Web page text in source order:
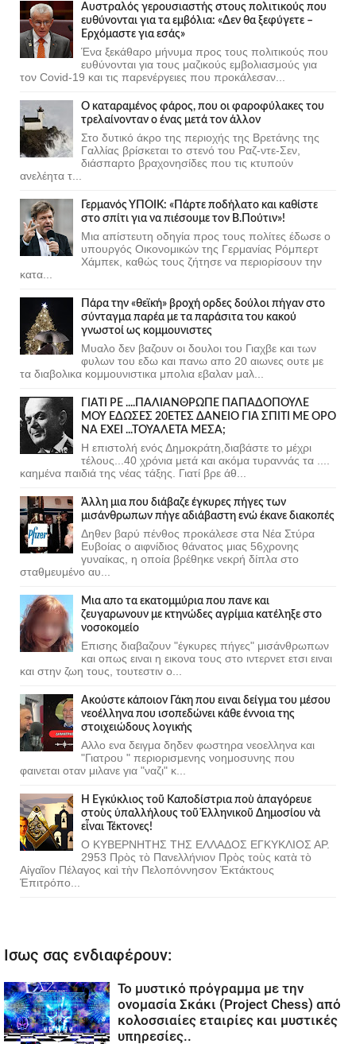
Αυστραλός γερουσιαστής στους πολιτικούς που
ευθύνονται για τα εμβόλια: «Δεν θα ξεφύγετε –
Ερχόμαστε για εσάς»
Ένα ξεκάθαρο μήνυμα προς τους πολιτικούς που
ευθύνονται για τους μαζικούς εμβολιασμούς για
τον Covid-19 και τις παρενέργειες που προκάλεσαν...
Ο καταραμένος φάρος, που οι φαροφύλακες του
τρελαίνονταν ο ένας μετά τον άλλον
Στο δυτικό άκρο της περιοχής της Βρετάνης της
Γαλλίας βρίσκεται το στενό του Ραζ-ντε-Σεν,
διάσπαρτο βραχονησίδες που τις κτυπούν
ανελέητα τ...
Γερμανός ΥΠΟΙΚ: «Πάρτε ποδήλατο και καθίστε
στο σπίτι για να πιέσουμε τον Β.Πούτιν»!
Μια απίστευτη οδηγία προς τους πολίτες έδωσε ο
υπουργός Οικονομικών της Γερμανίας Ρόμπερτ
Χάμπεκ, καθώς τους ζήτησε να περιορίσουν την
κατα...
Πάρα την «θεϊκή» βροχή ορδες δούλοι πήγαν στο
σύνταγμα παρέα με τα παράσιτα του κακού
γνωστοί ως κομμουνιστες
Μυαλο δεν βαζουν οι δουλοι του Γιαχβε και των
φυλων του εδω και πανω απο 20 αιωνες ουτε με
τα διαβολικα κομμουνιστικα μπολια εβαλαν μαλ...
ΓΙΑΤΙ ΡΕ ....ΠΑΛΙΑΝΘΡΩΠΕ ΠΑΠΑΔΟΠΟΥΛΕ
ΜΟΥ ΕΔΩΣΕΣ 20ΕΤΕΣ ΔΑΝΕΙΟ ΓΙΑ ΣΠΙΤΙ ΜΕ ΟΡΟ
ΝΑ ΕΧΕΙ ...ΤΟΥΑΛΕΤΑ ΜΕΣΑ;
Η επιστολή ενός Δημοκράτη,διαβάστε το μέχρι
τέλους...40 χρόνια μετά και ακόμα τυραννάς τα ....
καημένα παιδιά της νέας τάξης. Γιατί βρε άθ...
Άλλη μια που διάβαζε έγκυρες πήγες των
μισάνθρωπων πήγε αδιάβαστη ενώ έκανε διακοπές
Δηθεν βαρύ πένθος προκάλεσε στα Νέα Στύρα
Ευβοίας ο αιφνίδιος θάνατος μιας 56χρονης
γυναίκας, η οποία βρέθηκε νεκρή δίπλα στο
σταθμευμένο αυ...
Μια απο τα εκατομμύρια που πανε και
ζευγαρωνουν με κτηνώδες αγρίμια κατέληξε στο
νοσοκομείο
Επισης διαβαζουν "έγκυρες πήγες" μισάνθρωπων
και οπως ειναι η εικονα τους στο ιντερνετ ετσι ειναι
και στην ζωη τους, τουτεστιν ο...
Ακούστε κάποιον Γάκη που ειναι δείγμα του μέσου
νεοέλληνα που ισοπεδώνει κάθε έννοια της
στοιχειώδους λογικής
Αλλο ενα δειγμα δηδεν φωστηρα νεοελληνα και
"Γιατρου " περιορισμενης νοημοσυνης που
φαινεται οταν μιλανε για "ναζι" κ...
Ἡ Ἐγκύκλιος τοῦ Καποδίστρια ποὺ ἀπαγόρευε
στοὺς ὑπαλλήλους τοῦ Ἑλληνικοῦ Δημοσίου νὰ
εἶναι Τέκτονες!
Ο ΚΥΒΕΡΝΗΤΗΣ ΤΗΣ ΕΛΛΑΔΟΣ ΕΓΚΥΚΛΙΟΣ ΑΡ.
2953 Πρὸς τὸ Πανελλήνιον Πρὸς τοὺς κατὰ τὸ
Αἰγαῖον Πέλαγος καὶ τὴν Πελοπόννησον Ἐκτάκτους
Ἐπιτρόπο...